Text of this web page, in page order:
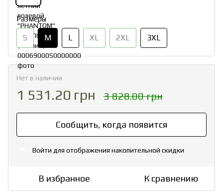
Размеры
S M L XL 2XL 3XL
Нет в наличии
1 531.20 грн 3 828.00 грн
Сообщить, когда появится
Войти для отображения накопительной скидки
В избранное К сравнению